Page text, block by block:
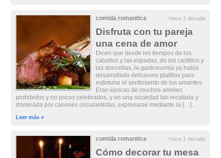
comida romantica Hace 1 decada
Disfruta con tu pareja
una cena de amor
Dicen que desde los tiempos de los
caballos y las espadas, de los castillos y
las doncellas, la gastronomía ya había
desarrollado deliciosos platillos para
estimular el sentimiento de los amantes.
Eran épocas de muchos amores
prohibidos y no pocos celebrados, y en una sociedad tan recatada y
dominada por cánones oscurantistas, expresarse mediante la […]...
Leer más »
comida romantica Hace 1 decada
Cómo decorar tu mesa